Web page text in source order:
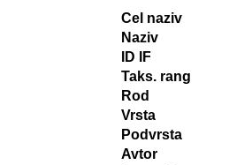
Cel naziv
Naziv
ID IF
Taks. rang
Rod
Vrsta
Podvrsta
Avtor